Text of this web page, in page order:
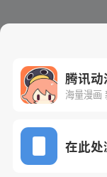
腾讯
海量漫画
在此处